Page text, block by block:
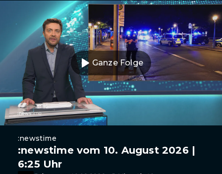
Ganze Folge
:newstime
:newstime vom 10. August 2026 |
6:25 Uhr